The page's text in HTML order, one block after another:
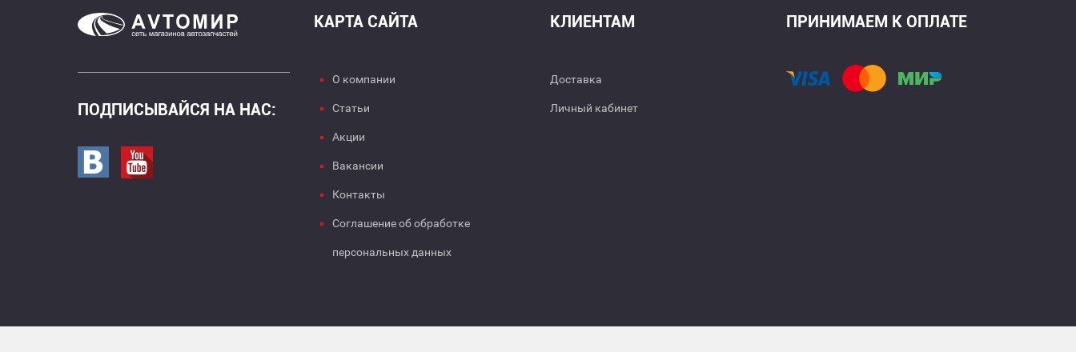
ПОДПИСЫВАЙСЯ НА НАС:
Перейти в вк
КАРТА САЙТА
О компании
Статьи
Акции
Вакансии
Контакты
Соглашение об обработке
персональных данных
КЛИЕНТАМ
Доставка
Личный кабинет
ПРИНИМАЕМ К ОПЛАТЕ